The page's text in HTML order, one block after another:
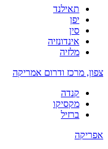
תאילנד
יפן
סין
אינדונזיה
מלזיה
צפון, מרכז ודרום אמריקה
קנדה
מקסיקו
ברזיל
אפריקה